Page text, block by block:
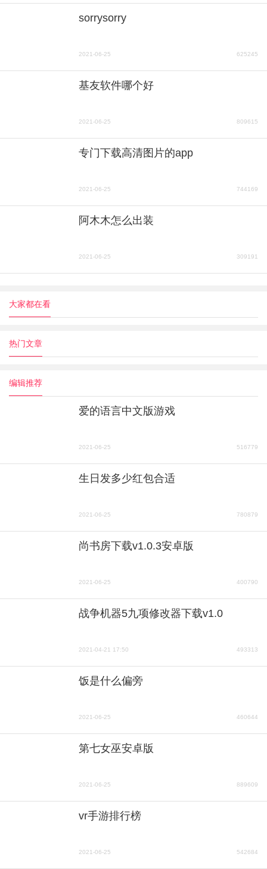
sorrysorry
2021-06-25 625245
基友软件哪个好
2021-06-25 809615
专门下载高清图片的app
2021-06-25 744169
阿木木怎么出装
2021-06-25 309191
大家都在看
热门文章
编辑推荐
爱的语言中文版游戏
2021-06-25 516779
生日发多少红包合适
2021-06-25 780879
尚书房下载v1.0.3安卓版
2021-06-25 400790
战争机器5九项修改器下载v1.0
2021-04-21 17:50 493313
饭是什么偏旁
2021-06-25 460644
第七女巫安卓版
2021-06-25 889609
vr手游排行榜
2021-06-25 542684